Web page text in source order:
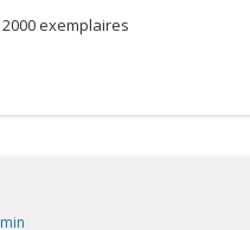
exemplaires